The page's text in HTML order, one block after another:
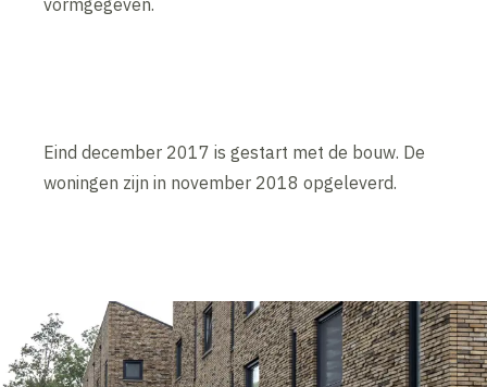
vormgegeven.
Eind december 2017 is gestart met de bouw. De
woningen zijn in november 2018 opgeleverd.